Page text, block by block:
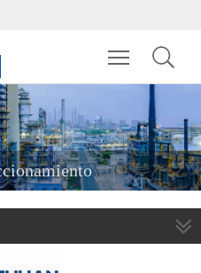
Toggle